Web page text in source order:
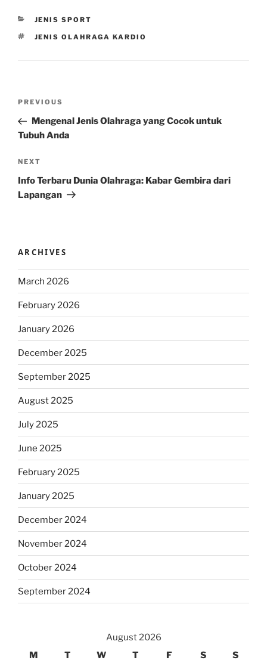
CATEGORIES
JENIS SPORT
TAGS
JENIS OLAHRAGA KARDIO
Previous
Post
PREVIOUS
Mengenal Jenis Olahraga yang Cocok untuk
Tubuh Anda
Next
Post
NEXT
Info Terbaru Dunia Olahraga: Kabar Gembira dari
Lapangan
ARCHIVES
March 2026
February 2026
January 2026
December 2025
September 2025
August 2025
July 2025
June 2025
February 2025
January 2025
December 2024
November 2024
October 2024
September 2024
August 2026
M
T W T F S S